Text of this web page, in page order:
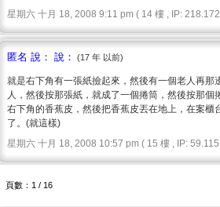
星期六 十月 18, 2008 9:11 pm ( 14 樓 , IP:
匿名 說： 說： (17 年 以前)
就是右下角有一張紙撿起來，然後有一個老人再
人，然後按那張紙，就成了一個捲筒，然後按那
右下角的香蕉皮，然後把香蕉皮丟在地上，在案
了。(就這樣)
星期六 十月 18, 2008 10:57 pm ( 15 樓 , IP:
頁數：1 / 16